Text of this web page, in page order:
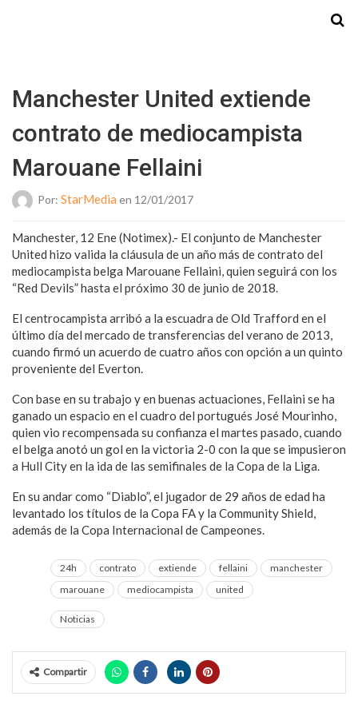
Manchester United extiende
contrato de mediocampista
Marouane Fellaini
Por: StarMedia en 12/01/2017
Manchester, 12 Ene (Notimex).- El conjunto de Manchester
United hizo valida la cláusula de un año más de contrato del
mediocampista belga Marouane Fellaini, quien seguirá con los
“Red Devils” hasta el próximo 30 de junio de 2018.
El centrocampista arribó a la escuadra de Old Trafford en el
último día del mercado de transferencias del verano de 2013,
cuando firmó un acuerdo de cuatro años con opción a un quinto
proveniente del Everton.
Con base en su trabajo y en buenas actuaciones, Fellaini se ha
ganado un espacio en el cuadro del portugués José Mourinho,
quien vio recompensada su confianza el martes pasado, cuando
el belga anotó un gol en la victoria 2-0 con la que se impusieron
a Hull City en la ida de las semifinales de la Copa de la Liga.
En su andar como “Diablo”, el jugador de 29 años de edad ha
levantado los títulos de la Copa FA y la Community Shield,
además de la Copa Internacional de Campeones.
24h contrato extiende fellaini
manchester
marouane
mediocampista united
Noticias
Compartir